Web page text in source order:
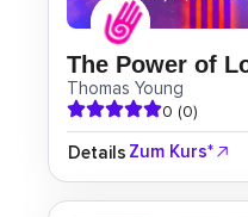
The Power of
Thomas Young
0 (0)
Details Zum Kurs*